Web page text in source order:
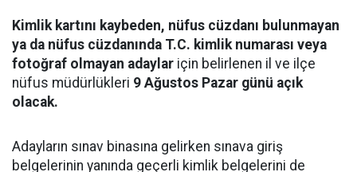
Kimlik kartını kaybeden, nüfus cüzdanı bulunmayan
ya da nüfus cüzdanında T.C. kimlik numarası veya
fotoğraf olmayan adaylar için belirlenen il ve ilçe
nüfus müdürlükleri 9 Ağustos Pazar günü açık
olacak.
Adayların sınav binasına gelirken sınava giriş
belgelerinin yanında geçerli kimlik belgelerini de